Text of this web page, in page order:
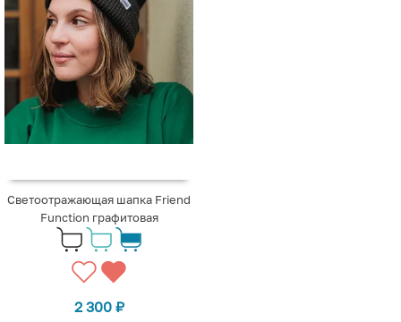
Светоотражающая шапка Friend
Function графитовая
2 300 ₽